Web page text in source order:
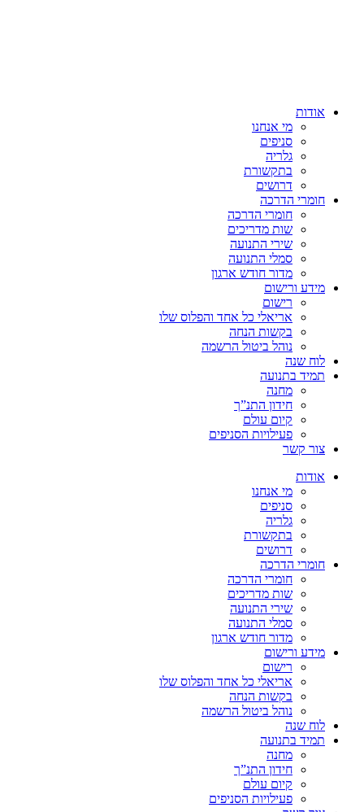
אודות
מי אנחנו
סניפים
גלריה
בתקשורת
דרושים
חומרי הדרכה
חומרי הדרכה
שות מדריכים
שירי התנועה
סמלי התנועה
מדור חודש ארגון
מידע ורישום
רישום
אריאלי כל אחד והפלוס שלו
בקשות הנחה
נוהל ביטול הרשמה
לוח שנה
תמיד בתנועה
מחנה
חידון התנ”ך
קיום עולם
פעילויות הסניפים
צור קשר
אודות
מי אנחנו
סניפים
גלריה
בתקשורת
דרושים
חומרי הדרכה
חומרי הדרכה
שות מדריכים
שירי התנועה
סמלי התנועה
מדור חודש ארגון
מידע ורישום
רישום
אריאלי כל אחד והפלוס שלו
בקשות הנחה
נוהל ביטול הרשמה
לוח שנה
תמיד בתנועה
מחנה
חידון התנ”ך
קיום עולם
פעילויות הסניפים